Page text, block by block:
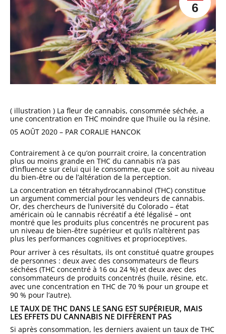
6
( illustration ) La fleur de cannabis, consommée séchée, a
une concentration en THC moindre que l’huile ou la résine.
05 AOÛT 2020 – PAR CORALIE HANCOK
Contrairement à ce qu’on pourrait croire, la concentration
plus ou moins grande en THC du cannabis n’a pas
d’influence sur celui qui le consomme, que ce soit au niveau
du bien-être ou de l’altération de la perception.
La concentration en tétrahydrocannabinol (THC) constitue
un argument commercial pour les vendeurs de cannabis.
Or, des chercheurs de l’université du Colorado – état
américain où le cannabis récréatif a été légalisé – ont
montré que les produits plus concentrés ne procurent pas
un niveau de bien-être supérieur et qu’ils n’altèrent pas
plus les performances cognitives et proprioceptives.
Pour arriver à ces résultats, ils ont constitué quatre groupes
de personnes : deux avec des consommateurs de fleurs
séchées (THC concentré à 16 ou 24 %) et deux avec des
consommateurs de produits concentrés (huile, résine, etc.
avec une concentration en THC de 70 % pour un groupe et
90 % pour l’autre).
LE TAUX DE THC DANS LE SANG EST SUPÉRIEUR, MAIS
LES EFFETS DU CANNABIS NE DIFFÈRENT PAS
Si après consommation, les derniers avaient un taux de THC